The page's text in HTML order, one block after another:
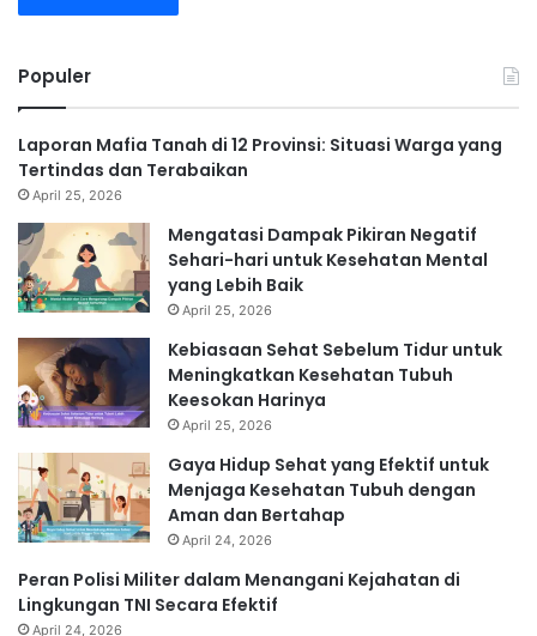
Populer
Laporan Mafia Tanah di 12 Provinsi: Situasi Warga yang
Tertindas dan Terabaikan
April 25, 2026
Mengatasi Dampak Pikiran Negatif
Sehari-hari untuk Kesehatan Mental
yang Lebih Baik
April 25, 2026
Kebiasaan Sehat Sebelum Tidur untuk
Meningkatkan Kesehatan Tubuh
Keesokan Harinya
April 25, 2026
Gaya Hidup Sehat yang Efektif untuk
Menjaga Kesehatan Tubuh dengan
Aman dan Bertahap
April 24, 2026
Peran Polisi Militer dalam Menangani Kejahatan di
Lingkungan TNI Secara Efektif
April 24, 2026